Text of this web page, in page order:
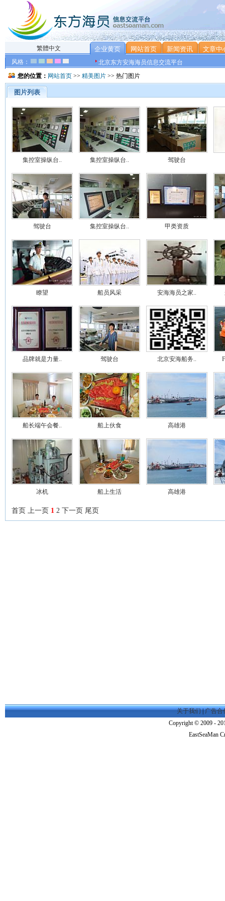
繁體中文
风格：
企业黄页 网站首页 新闻资讯 文章中
北京东方安海海员信息交流平台
您的位置： 网站首页 >> 精美图片 >> 热门图片
图片列表
集控室操纵台.. 集控室操纵台.. 驾驶台
驾驶台 集控室操纵台.. 甲类资质
瞭望 船员风采 安海海员之家..
品牌就是力量.. 驾驶台 北京安海船务..
船长端午会餐.. 船上伙食 高雄港
冰机 船上生活 高雄港
首页 上一页 1 2 下一页 尾页
关于我们|广告合
Copyright © 2009 -
EastSeaMan